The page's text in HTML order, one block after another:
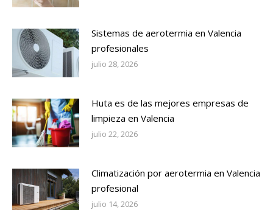
Sistemas de aerotermia en Valencia
profesionales
julio 28, 2026
Huta es de las mejores empresas de
limpieza en Valencia
julio 22, 2026
Climatización por aerotermia en Valencia
profesional
julio 14, 2026